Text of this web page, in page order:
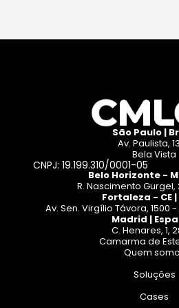
São Paulo |
Av. Paulista,
Bela Vista
CNPJ: 19.199.310/0001-05
Belo Horizonte -
R. Nascimento Gurgel,
Fortaleza - CE
Av. Sen. Virgílio Távora, 1500
Madrid |
C. Henares, 1,
Camarma de
Quem
Soluções
Cases